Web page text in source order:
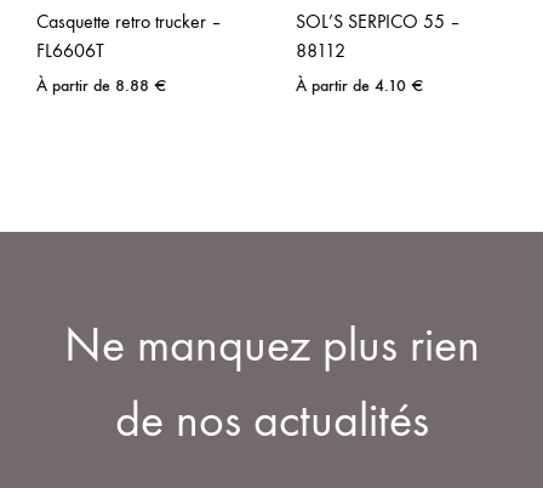
Casquette retro trucker –
FL6606T
À partir de 8.88 €
SOL’S SERPICO 55 –
88112
À partir de 4.10 €
Ne manquez plus rien
de nos actualités